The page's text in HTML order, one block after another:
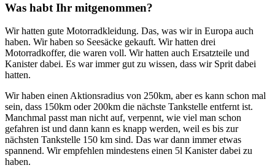
Was habt Ihr mitgenommen?
Wir hatten gute Motorradkleidung. Das, was wir in Europa auch
haben. Wir haben so Seesäcke gekauft. Wir hatten drei
Motorradkoffer, die waren voll. Wir hatten auch Ersatzteile und
Kanister dabei. Es war immer gut zu wissen, dass wir Sprit dabei
hatten.
Wir haben einen Aktionsradius von 250km, aber es kann schon mal
sein, dass 150km oder 200km die nächste Tankstelle entfernt ist.
Manchmal passt man nicht auf, verpennt, wie viel man schon
gefahren ist und dann kann es knapp werden, weil es bis zur
nächsten Tankstelle 150 km sind. Das war dann immer etwas
spannend. Wir empfehlen mindestens einen 5l Kanister dabei zu
haben.